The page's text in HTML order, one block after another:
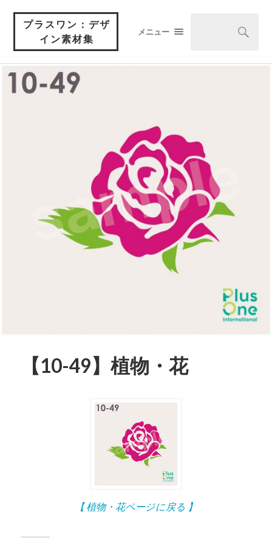
プラスワン：デザ
イン素材集
メニュー
【10-49】植物・花
【 植物・花ページに戻る 】